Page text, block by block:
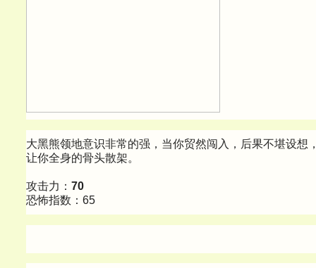
大黑熊领地意识非常的强，当你贸然闯入，后果不堪设想
让你全身的骨头散架。
攻击力： 70
恐怖指数：65